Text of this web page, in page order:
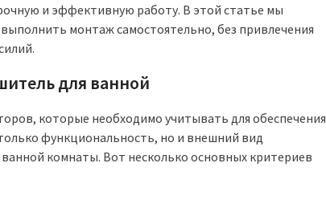
и эффективную работу. В этой статье мы
монтаж самостоятельно, без привлечения
для ванной
которые необходимо учитывать для обеспечения
функциональность, но и внешний вид
комнаты. Вот несколько основных критериев